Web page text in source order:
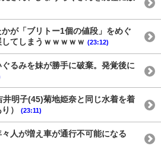
かが「ブリトー1個の値段」をめぐ
てしまうｗｗｗｗｗ (23:12)
るみを妹が勝手に破棄。発覚後に
井明子(45)菊地姫奈と同じ水着を着
）
(23:11)
々人が増え車が通行不可能になる